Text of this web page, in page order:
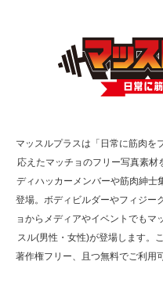
TOKYO
で紹介さ
た（6/8放
マッスルプラスは「日常に筋肉を
応えたマッチョのフリー写真素
ディハッカーメンバーや筋肉紳士
登場。ボディビルダーやフィジー
ョからメディアやイベントでもマ
スル(男性・女性)が登場します。
著作権フリー、且つ無料でご利用